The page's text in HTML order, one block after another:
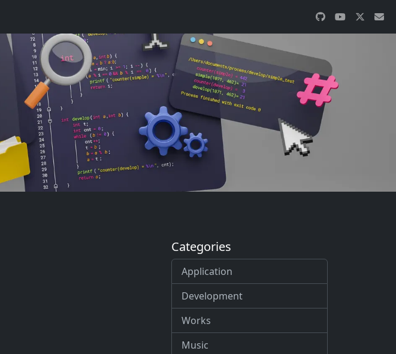
Categories
Application
Development
Works
Music